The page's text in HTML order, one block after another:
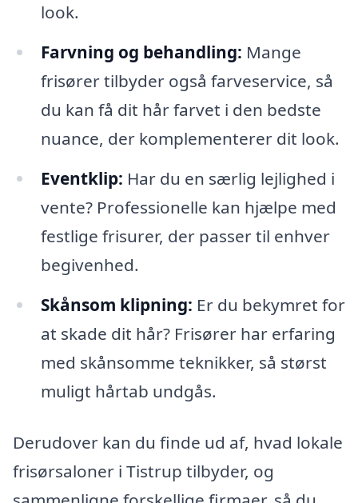
look.
Farvning og behandling: Mange
frisører tilbyder også farveservice, så
du kan få dit hår farvet i den bedste
nuance, der komplementerer dit look.
Eventklip: Har du en særlig lejlighed i
vente? Professionelle kan hjælpe med
festlige frisurer, der passer til enhver
begivenhed.
Skånsom klipning: Er du bekymret for
at skade dit hår? Frisører har erfaring
med skånsomme teknikker, så størst
muligt hårtab undgås.
Derudover kan du finde ud af, hvad lokale
frisørsaloner i Tistrup tilbyder, og